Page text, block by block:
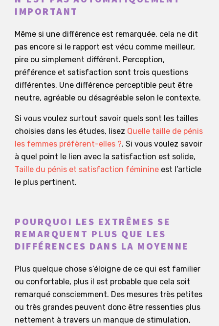
IMPORTANT
Même si une différence est remarquée, cela ne dit
pas encore si le rapport est vécu comme meilleur,
pire ou simplement différent. Perception,
préférence et satisfaction sont trois questions
différentes. Une différence perceptible peut être
neutre, agréable ou désagréable selon le contexte.
Si vous voulez surtout savoir quels sont les tailles
choisies dans les études, lisez Quelle taille de pénis
les femmes préfèrent-elles ?. Si vous voulez savoir
à quel point le lien avec la satisfaction est solide,
Taille du pénis et satisfaction féminine est l’article
le plus pertinent.
POURQUOI LES EXTRÊMES SE
REMARQUENT PLUS QUE LES
DIFFÉRENCES DANS LA MOYENNE
Plus quelque chose s’éloigne de ce qui est familier
ou confortable, plus il est probable que cela soit
remarqué consciemment. Des mesures très petites
ou très grandes peuvent donc être ressenties plus
nettement à travers un manque de stimulation,